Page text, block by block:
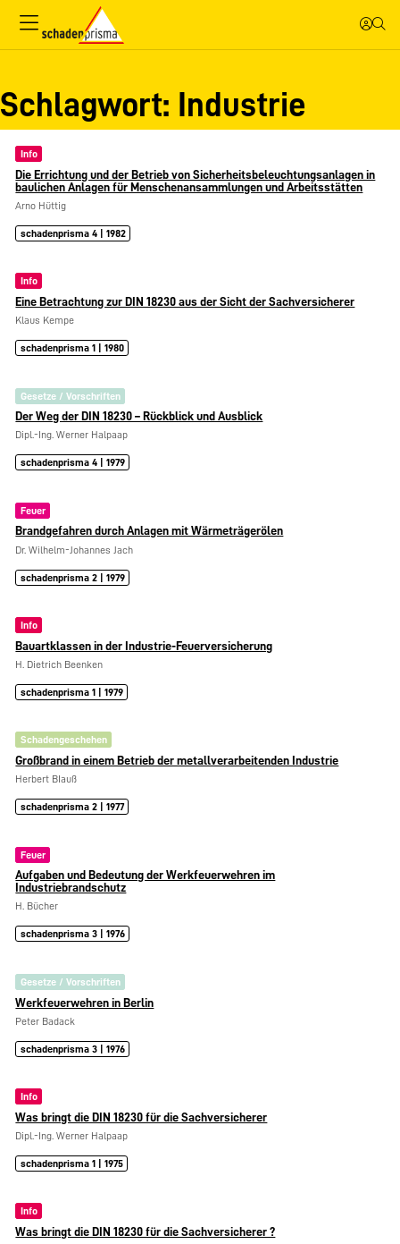
Schlagwort: Industrie
Info
Die Errichtung und der Betrieb von Sicherheitsbeleuchtungsanlagen in
baulichen Anlagen für Menschenansammlungen und Arbeitsstätten
Arno Hüttig
schadenprisma 4 | 1982
Info
Eine Betrachtung zur DIN 18230 aus der Sicht der Sachversicherer
Klaus Kempe
schadenprisma 1 | 1980
Gesetze / Vorschriften
Der Weg der DIN 18230 – Rückblick und Ausblick
Dipl.-Ing. Werner Halpaap
schadenprisma 4 | 1979
Feuer
Brandgefahren durch Anlagen mit Wärmeträgerölen
Dr. Wilhelm-Johannes Jach
schadenprisma 2 | 1979
Info
Bauartklassen in der Industrie-Feuerversicherung
H. Dietrich Beenken
schadenprisma 1 | 1979
Schadengeschehen
Großbrand in einem Betrieb der metallverarbeitenden Industrie
Herbert BIauß
schadenprisma 2 | 1977
Feuer
Aufgaben und Bedeutung der Werkfeuerwehren im
Industriebrandschutz
H. Bücher
schadenprisma 3 | 1976
Gesetze / Vorschriften
Werkfeuerwehren in Berlin
Peter Badack
schadenprisma 3 | 1976
Info
Was bringt die DIN 18230 für die Sachversicherer
Dipl.-Ing. Werner Halpaap
schadenprisma 1 | 1975
Info
Was bringt die DIN 18230 für die Sachversicherer ?